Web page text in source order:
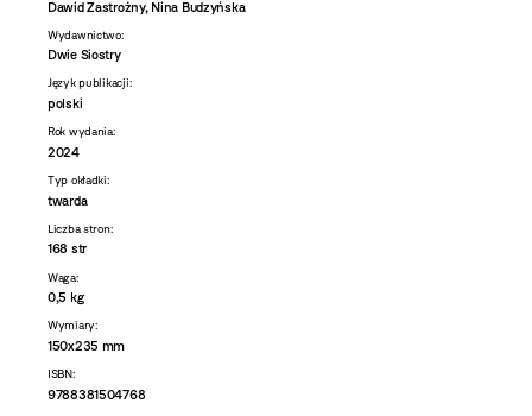
Dawid Zastrożny, Nina Budzyńska
Wydawnictwo:
Dwie Siostry
Język publikacji:
polski
Rok wydania:
2024
Typ okładki:
twarda
Liczba stron:
168 str
Waga:
0,5 kg
Wymiary:
150x235 mm
ISBN:
9788381504768